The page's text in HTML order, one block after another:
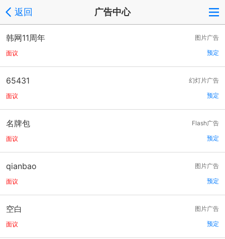
返回 广告中心
图片广告
韩网11周年
预定
面议
幻灯片广告
65431
预定
面议
Flash广告
名牌包
预定
面议
图片广告
qianbao
预定
面议
图片广告
空白
预定
面议